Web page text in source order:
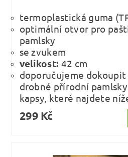
termoplastická guma
optimální otvor pro
pamlsky
se zvukem
velikost: 42 cm
doporučujeme dokoupit
drobné přírodní
kapsy, které najdete
299 Kč